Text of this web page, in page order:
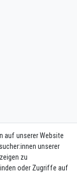
auf unserer Website
unserer
zu
oder Zugriffe auf